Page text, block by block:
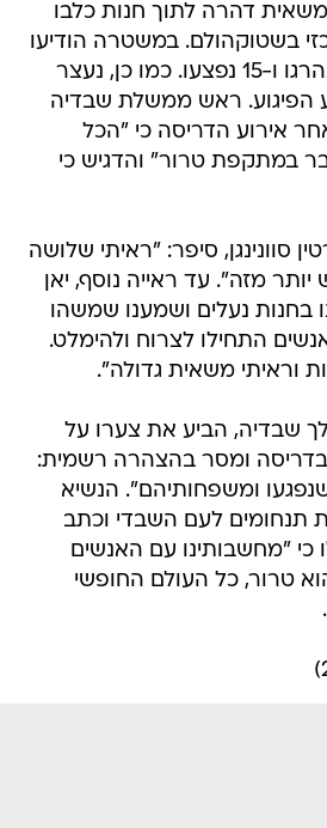
דהרה לתוך חנות כלבו
בשטוקהולם. במשטרה הודיעו
כי ארבעה בני אדם נהרגו ו-15 נפצעו. כמו כן, נעצר
הפיגוע. ראש ממשלת שבדיה
אירוע הדריסה כי "הכל
במתקפת טרור" והדגיש כי
סוונינגן, סיפר: "ראיתי שלושה
יותר מזה". עד ראייה נוסף, יאן
בחנות נעלים ושמענו שמשהו
התחילו לצרוח ולהימלט.
וראיתי משאית גדולה".
ה-16, מלך שבדיה, הביע את צערו על
ומסר בהצהרה רשמית:
ומשפחותיהם". הנשיא
תנחומים לעם השבדי וכתב
כי "מחשבותינו עם האנשים
טרור, כל העולם החופשי